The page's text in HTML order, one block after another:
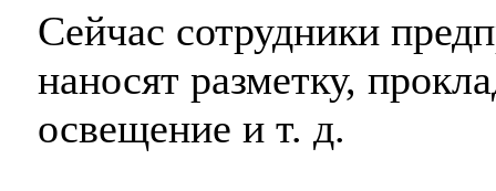
Сейчас сотрудники
наносят разметку,
освещение и т. д.